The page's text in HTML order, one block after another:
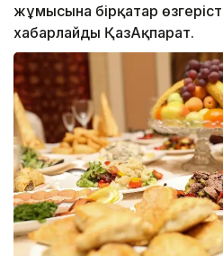
жұмысына бірқатар
хабарлайды ҚазАқпарат.